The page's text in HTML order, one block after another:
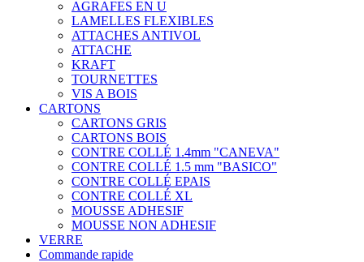
AGRAFES EN U
LAMELLES FLEXIBLES
ATTACHES ANTIVOL
ATTACHE
KRAFT
TOURNETTES
VIS A BOIS
CARTONS
CARTONS GRIS
CARTONS BOIS
CONTRE COLLÉ 1.4mm "CANEVA"
CONTRE COLLÉ 1.5 mm "BASICO"
CONTRE COLLÉ EPAIS
CONTRE COLLÉ XL
MOUSSE ADHESIF
MOUSSE NON ADHESIF
VERRE
Commande rapide